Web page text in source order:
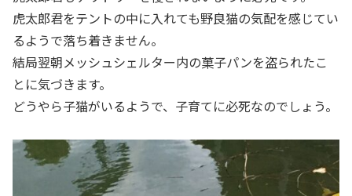
虎太郎君をテントの中に入れても野良猫の気配を感じてい
るようで落ち着きません。
結局翌朝メッシュシェルター内の菓子パンを盗られたこ
とに気づきます。
どうやら子猫がいるようで、子育てに必死なのでしょう。